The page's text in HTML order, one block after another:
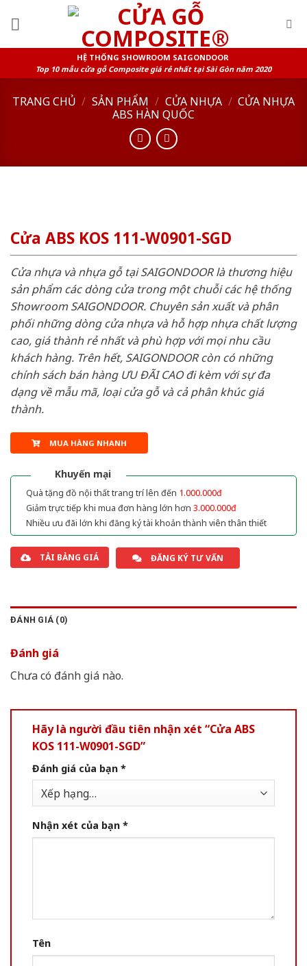
HỆ THỐNG SHOWROOM SAIGONDOOR
Top 10 mẫu cửa gỗ Composite giá rẻ nhất tại Sài Gòn năm 2020
TRANG CHỦ / SẢN PHẨM / CỬA NHỰA / CỬA NHỰA
ABS HÀN QUỐC
Cửa ABS KOS 111-W0901-SGD
Cửa nhựa và nhựa gỗ tại SAIGONDOOR là thương hiệu
sản phẩm các dòng cửa trong một chuỗi các hệ thống
Showroom SAIGONDOOR. Chuyên sản xuất và phân
phối những dòng cửa nhựa và hỗ hợp nhựa chất lượng
cao, giá thành rẻ nhất và phù hợp với mọi nhu cầu
khách hàng. Trên hết, SAIGONDOOR còn có những
chính sách bán hàng ƯU ĐÃI CAO đi kèm với sự đa
dạng về mẫu mã, loại cửa gỗ và cả phân khúc giá
thành.
MUA HÀNG NHANH
Khuyến mại
Quà tặng đồ nội thất trang trí lên đến 1.000.000đ
Giảm trực tiếp khi mua đơn hàng lớn hơn 3.000.000đ
Nhiều ưu đãi lớn khi đăng ký tài khoản thành viên thân thiết
TẢI BẢNG GIÁ ĐĂNG KÝ TƯ VẤN
ĐÁNH GIÁ (0)
Đánh giá
Chưa có đánh giá nào.
Hãy là người đầu tiên nhận xét “Cửa ABS
KOS 111-W0901-SGD”
Đánh giá của bạn *
Nhận xét của bạn *
Tên